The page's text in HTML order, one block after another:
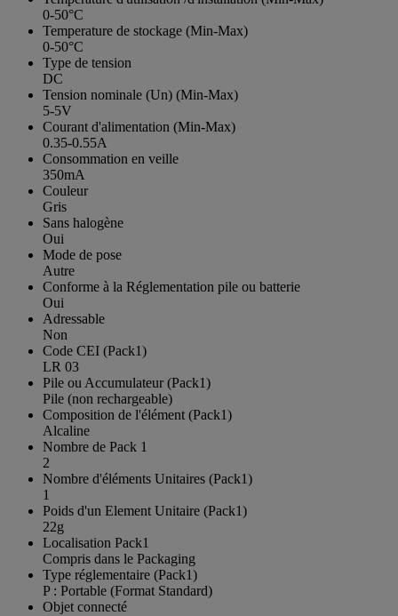
0-50°C
Temperature de stockage (Min-Max)
0-50°C
Type de tension
DC
Tension nominale (Un) (Min-Max)
5-5V
Courant d'alimentation (Min-Max)
0.35-0.55A
Consommation en veille
350mA
Couleur
Gris
Sans halogène
Oui
Mode de pose
Autre
Conforme à la Réglementation pile ou batterie
Oui
Adressable
Non
Code CEI (Pack1)
LR 03
Pile ou Accumulateur (Pack1)
Pile (non rechargeable)
Composition de l'élément (Pack1)
Alcaline
Nombre de Pack 1
2
Nombre d'éléments Unitaires (Pack1)
1
Poids d'un Element Unitaire (Pack1)
22g
Localisation Pack1
Compris dans le Packaging
Type réglementaire (Pack1)
P : Portable (Format Standard)
Objet connecté